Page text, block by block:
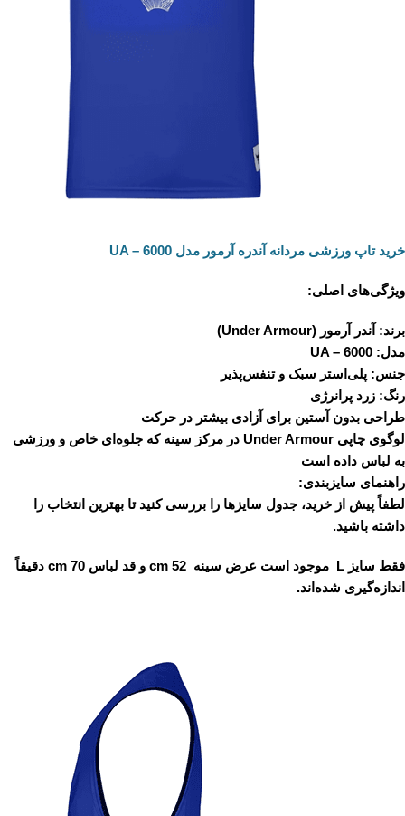
خرید تاپ ورزشی مردانه آندره آرمور مدل UA – 6000
ویژگی‌های اصلی:
برند: آندر آرمور (Under Armour)
مدل: UA – 6000
جنس: پلی‌استر سبک و تنفس‌پذیر
رنگ: زرد پرانرژی
طراحی بدون آستین برای آزادی بیشتر در حرکت
لوگوی چاپی Under Armour در مرکز سینه که جلوه‌ای خاص و ورزشی
به لباس داده است
راهنمای سایزبندی:
لطفاً پیش از خرید، جدول سایزها را بررسی کنید تا بهترین انتخاب را
داشته باشید.
فقط سایز L موجود است عرض سینه 52 cm و قد لباس 70 cm دقیقاً
اندازه‌گیری شده‌اند.